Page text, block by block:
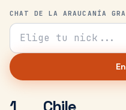
CHAT DE LA ARAUCANÍA
Tu nick para el chat